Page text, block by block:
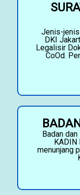
Jenis-jenis
DKI
Legalisir
CoOd.
Badan
KADIN
menunjang